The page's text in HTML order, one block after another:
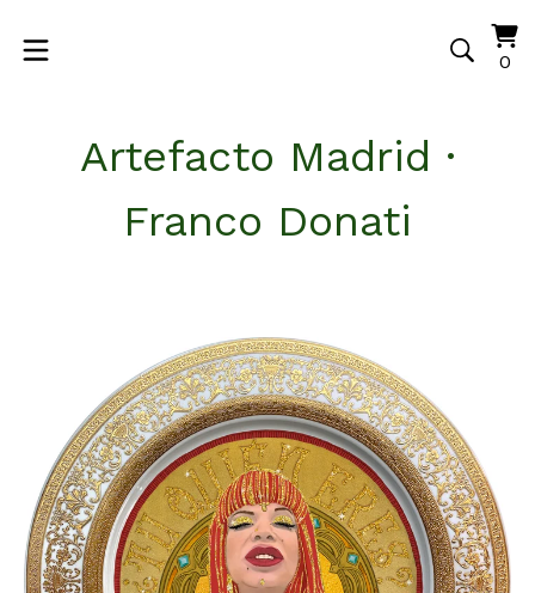
00
Artefacto Madrid ·
Franco Donati